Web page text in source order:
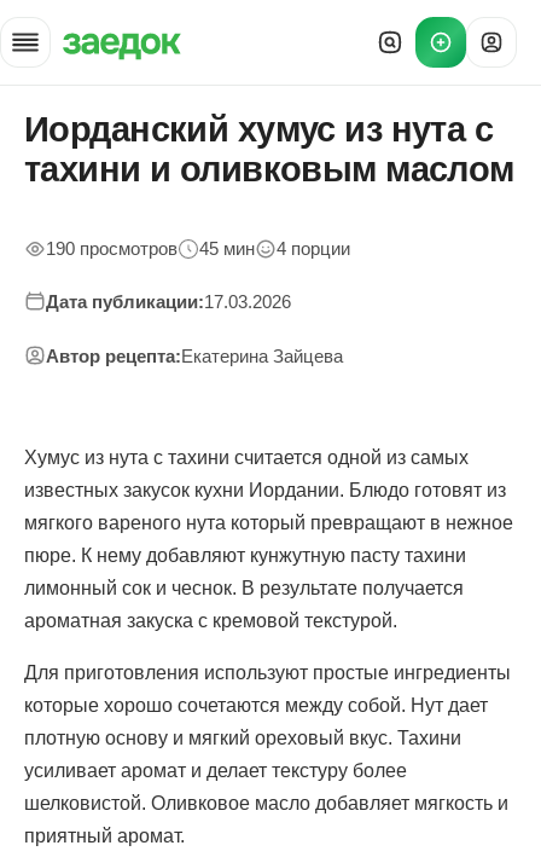
Главная
»
Рецепты
Иорданский хумус из нута с
тахини и оливковым маслом
190 просмотров 45 мин 4 порции
Дата публикации:17.03.2026
Автор рецепта:Екатерина Зайцева
Хумус из нута с тахини считается одной из самых
известных закусок кухни Иордании. Блюдо готовят из
мягкого вареного нута который превращают в нежное
пюре. К нему добавляют кунжутную пасту тахини
лимонный сок и чеснок. В результате получается
ароматная закуска с кремовой текстурой.
Для приготовления используют простые ингредиенты
которые хорошо сочетаются между собой. Нут дает
плотную основу и мягкий ореховый вкус. Тахини
усиливает аромат и делает текстуру более
шелковистой. Оливковое масло добавляет мягкость и
приятный аромат.